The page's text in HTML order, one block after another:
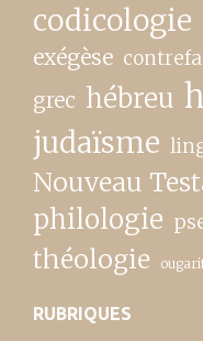
codicologie
exégèse
grec hébreu
judaïsme
Nouveau
philologie
théologie
RUBRIQUES